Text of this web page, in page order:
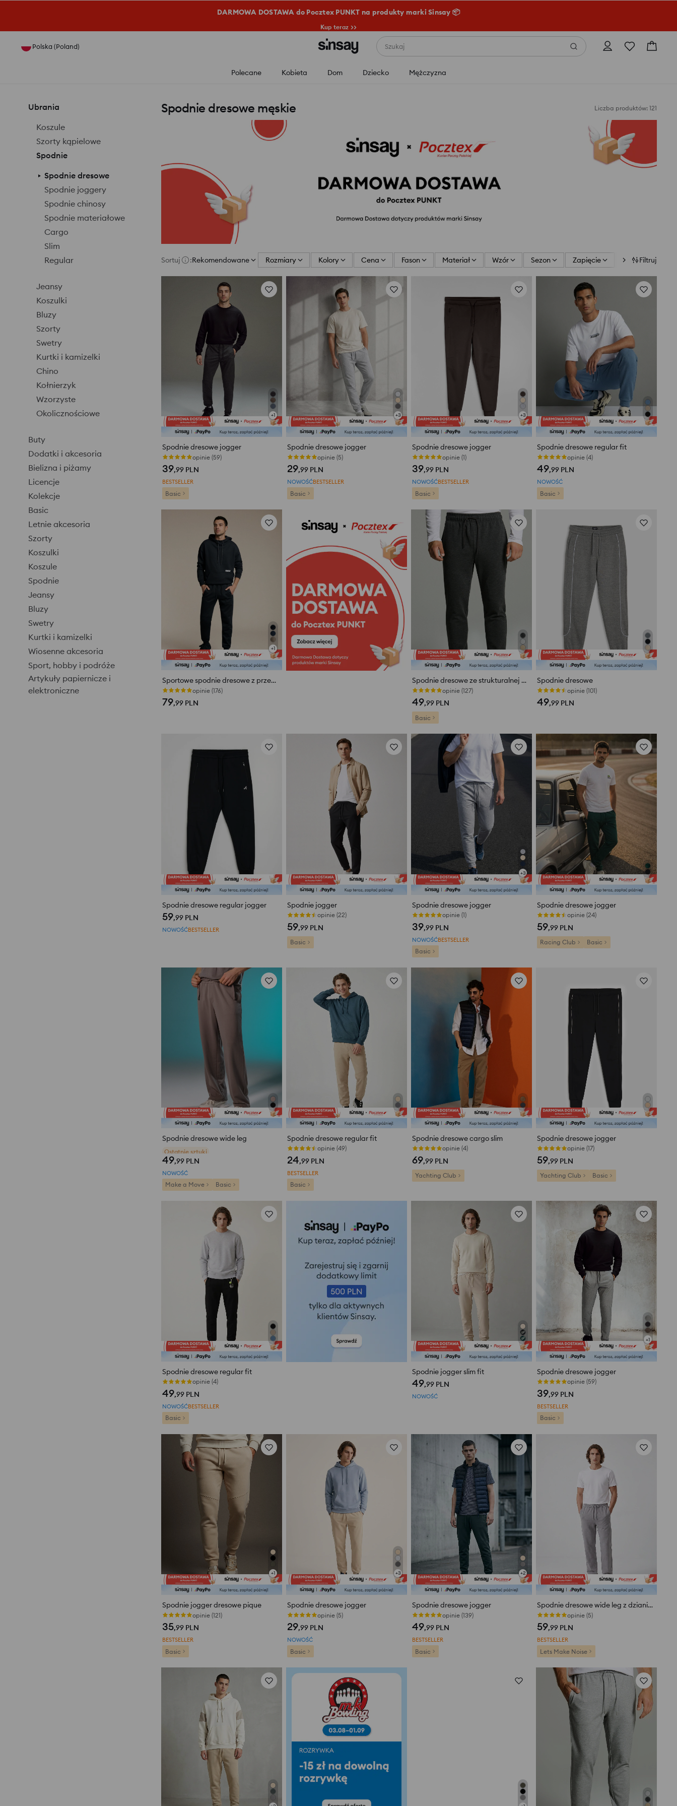
DARMOWA DOSTAWA do Pocztex PUNKT na produkty marki Sinsay 📦
Kup teraz >>
Polska (Poland) Szukaj
Polecane Kobieta Dom Dziecko Mężczyzna
Ubrania
Koszule
Szorty kąpielowe
Spodnie
Spodnie dresowe
Spodnie joggery
Spodnie chinosy
Spodnie materiałowe
Cargo
Slim
Regular
Jeansy
Koszulki
Bluzy
Szorty
Swetry
Kurtki i kamizelki
Chino
Kołnierzyk
Wzorzyste
Okolicznościowe
Buty
Dodatki i akcesoria
Bielizna i piżamy
Licencje
Kolekcje
Basic
Letnie akcesoria
Szorty
Koszulki
Koszule
Spodnie
Jeansy
Bluzy
Swetry
Kurtki i kamizelki
Wiosenne akcesoria
Sport, hobby i podróże
Artykuły papiernicze i
elektroniczne
Spodnie dresowe męskie Liczba produktów: 121
Sortuj :Rekomendowane Rozmiary Kolory Cena Fason Materiał Wzór Sezon Zapięcie Kieszenie
Filtruj
+1
Spodnie dresowe jogger
opinie (59)
39,99 PLN
BESTSELLER
Basic
+3
Spodnie dresowe jogger
opinie (5)
29,99 PLN
NOWOŚĆBESTSELLER
Basic
+3
Spodnie dresowe jogger
opinie (1)
39,99 PLN
NOWOŚĆBESTSELLER
Basic
Spodnie dresowe regular fit
opinie (4)
49,99 PLN
NOWOŚĆ
Basic
+1
Sportowe spodnie dresowe z przeszyciami
opinie (176)
79,99 PLN
Spodnie dresowe ze strukturalnej dzianiny
opinie (127)
49,99 PLN
Basic
Spodnie dresowe
opinie (101)
49,99 PLN
Spodnie dresowe regular jogger
59,99 PLN
NOWOŚĆBESTSELLER
Spodnie jogger
opinie (22)
59,99 PLN
Basic
+3
Spodnie dresowe jogger
opinie (1)
39,99 PLN
NOWOŚĆBESTSELLER
Basic
Spodnie dresowe jogger
opinie (24)
59,99 PLN
Racing Club Basic
Spodnie dresowe wide leg
Ostatnie sztuki
49,99 PLN
NOWOŚĆ
Make a Move Basic
Spodnie dresowe regular fit
opinie (49)
24,99 PLN
BESTSELLER
Basic
Spodnie dresowe cargo slim
opinie (4)
69,99 PLN
Yachting Club
Spodnie dresowe jogger
opinie (17)
59,99 PLN
Yachting Club Basic
Spodnie dresowe regular fit
opinie (4)
49,99 PLN
NOWOŚĆBESTSELLER
Basic
Spodnie jogger slim fit
49,99 PLN
NOWOŚĆ
+1
Spodnie dresowe jogger
opinie (59)
39,99 PLN
BESTSELLER
Basic
+1
Spodnie jogger dresowe pique
opinie (121)
35,99 PLN
BESTSELLER
Basic
+3
Spodnie dresowe jogger
opinie (5)
29,99 PLN
NOWOŚĆ
Basic
+2
Spodnie dresowe jogger
opinie (139)
49,99 PLN
BESTSELLER
Basic
Spodnie dresowe wide leg z dzianiny terry
opinie (5)
59,99 PLN
BESTSELLER
Lets Make Noise